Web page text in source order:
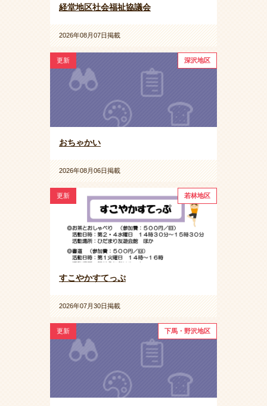
経堂地区社会福祉協議会
2026年08月07日掲載
更新 深沢地区
おちゃかい
2026年08月06日掲載
更新 若林地区
すこやかすてっぷ
2026年07月30日掲載
更新 下馬・野沢地区